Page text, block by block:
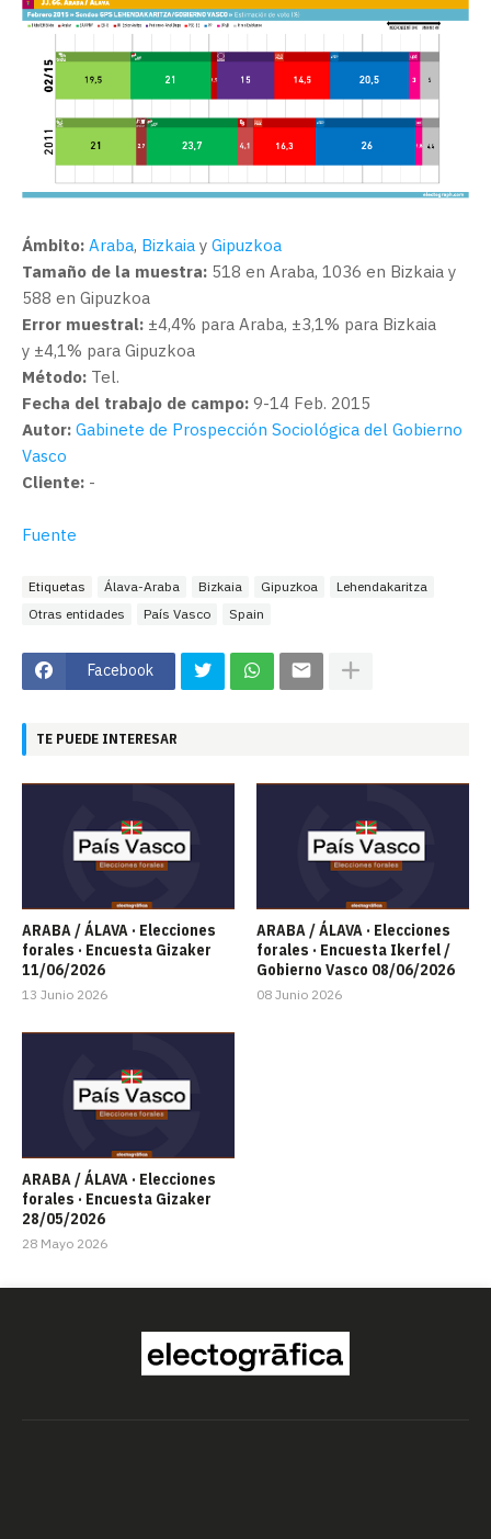
Ámbito: Araba, Bizkaia y Gipuzkoa
Tamaño de la muestra: 518 en Araba, 1036 en Bizkaia y
588 en Gipuzkoa
Error muestral: ±4,4% para Araba, ±3,1% para Bizkaia
y ±4,1% para Gipuzkoa
Método: Tel.
Fecha del trabajo de campo: 9-14 Feb. 2015
Autor: Gabinete de Prospección Sociológica del Gobierno
Vasco
Cliente: -
Fuente
Etiquetas Álava-Araba Bizkaia Gipuzkoa
Lehendakaritza
Otras entidades
País Vasco Spain
Facebook
TE PUEDE INTERESAR
ARABA / ÁLAVA · Elecciones
forales · Encuesta Gizaker
11/06/2026
13 Junio 2026
ARABA / ÁLAVA · Elecciones
forales · Encuesta Ikerfel /
Gobierno Vasco 08/06/2026
08 Junio 2026
ARABA / ÁLAVA · Elecciones
forales · Encuesta Gizaker
28/05/2026
28 Mayo 2026